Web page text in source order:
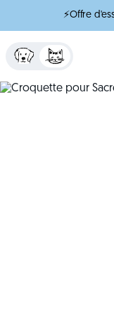
⚡Offre